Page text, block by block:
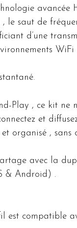
avancée
, le saut de
d’une
WiFi
Play , ce kit ne
et
organisé , sans
avec la
& Android) .
est compatible